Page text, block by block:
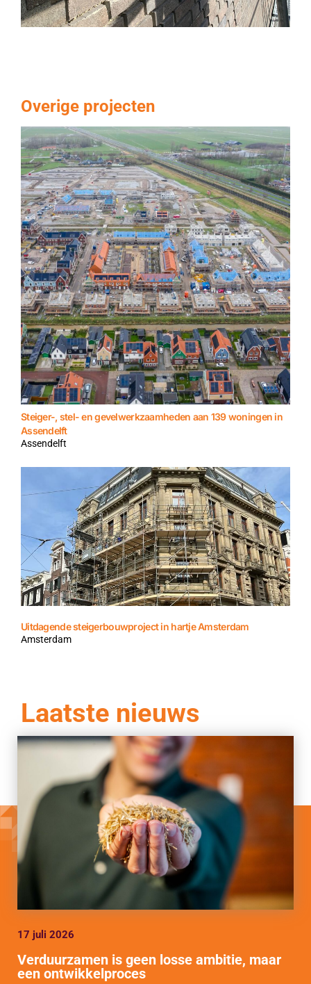
Overige projecten
Steiger-, stel- en gevelwerkzaamheden aan 139 woningen in
Assendelft
Assendelft
Uitdagende steigerbouwproject in hartje Amsterdam
Amsterdam
Laatste nieuws
17 juli 2026
Verduurzamen is geen losse ambitie, maar
een ontwikkelproces